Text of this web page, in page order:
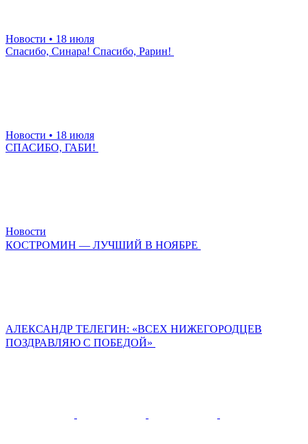
Новости • 18 июля
Спасибо, Синара! Спасибо, Рарин!
Новости • 18 июля
СПАСИБО, ГАБИ!
Новости
КОСТРОМИН — ЛУЧШИЙ В НОЯБРЕ
АЛЕКСАНДР ТЕЛЕГИН: «ВСЕХ НИЖЕГОРОДЦЕВ
ПОЗДРАВЛЯЮ С ПОБЕДОЙ»